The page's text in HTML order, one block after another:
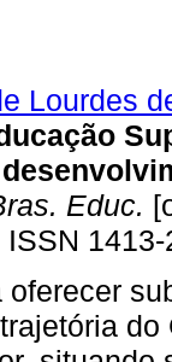
Lourdes
Educ.
oferecer